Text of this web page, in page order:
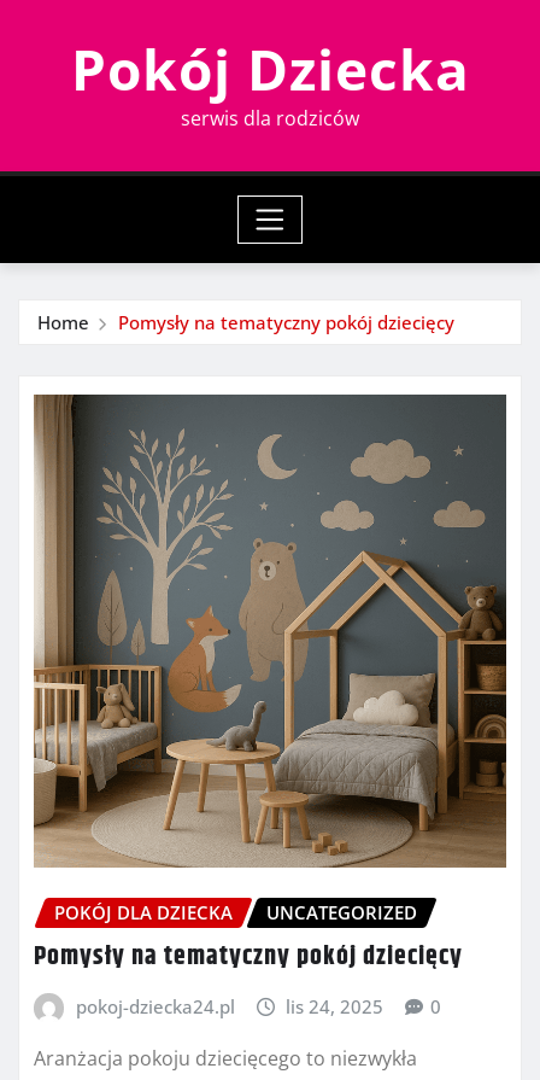
Pokój Dziecka
serwis dla rodziców
Home Pomysły na tematyczny pokój dziecięcy
POKÓJ DLA DZIECKA UNCATEGORIZED
Pomysły na tematyczny pokój dziecięcy
pokoj-dziecka24.pl lis 24, 2025 0
Aranżacja pokoju dziecięcego to niezwykła